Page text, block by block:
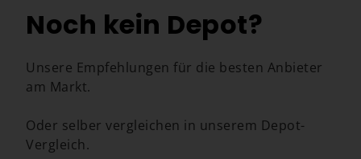
Noch kein Depot?
Unsere Empfehlungen für die besten Anbieter
am Markt.
Oder selber vergleichen in unserem Depot-
Vergleich.